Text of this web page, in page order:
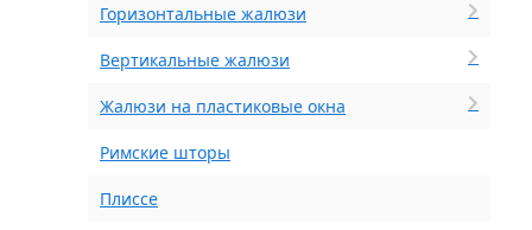
Горизонтальные жалюзи
Вертикальные жалюзи
Жалюзи на пластиковые окна
Римские шторы
Плиссе